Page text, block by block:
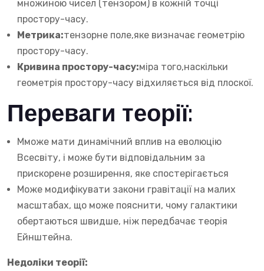
множиною чисел (тензором) в кожній точці
простору-часу.
Метрика:тензорне поле,яке визначає геометрію
простору-часу.
Кривина простору-часу:міра того,наскільки
геометрія простору-часу відхиляється від плоскої.
Переваги теорії:
Мможе мати динамічний вплив на еволюцію
Всесвіту, і може бути відповідальним за
прискорене розширення, яке спостерігається
Може модифікувати закони гравітації на малих
масштабах, що може пояснити, чому галактики
обертаються швидше, ніж передбачає теорія
Ейнштейна.
Недоліки теорії: